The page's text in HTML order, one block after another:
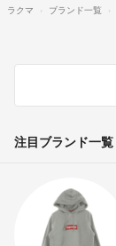
ラクマ ブランド一覧
注目ブランド一覧